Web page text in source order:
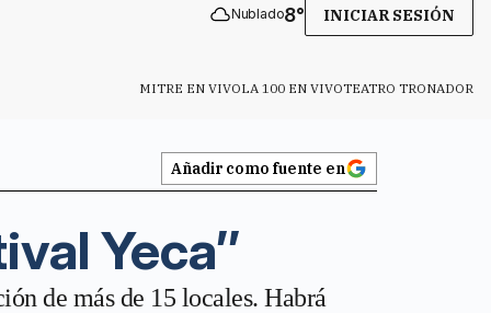
Nublado8° INICIAR SESIÓN
MITRE EN VIVOLA 100 EN VIVOTEATRO TRONADOR
Añadir como fuente en
Yeca’’
de más de 15 locales. Habrá